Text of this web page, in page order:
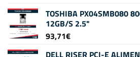
TOSHIBA PX04SMB080
12GB/S 2.5"
93,71€
DELL RISER PCI-E